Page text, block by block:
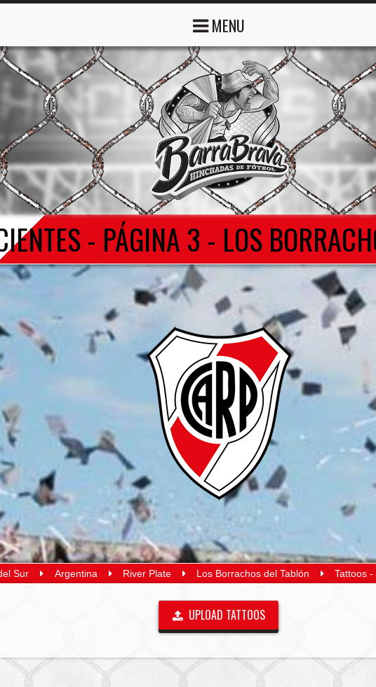
MENU
- PÁGINA 3 - LOS
Sur Argentina River Plate Los Borrachos del Tablón Tattoos -
UPLOAD TATTOOS